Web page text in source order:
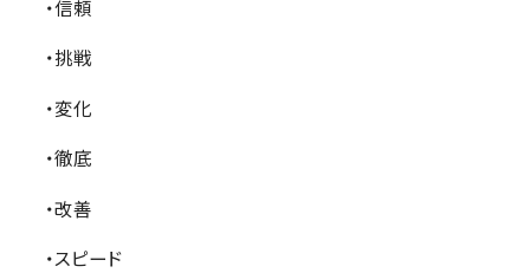
・信頼
・挑戦
・変化
・徹底
・改善
・スピード